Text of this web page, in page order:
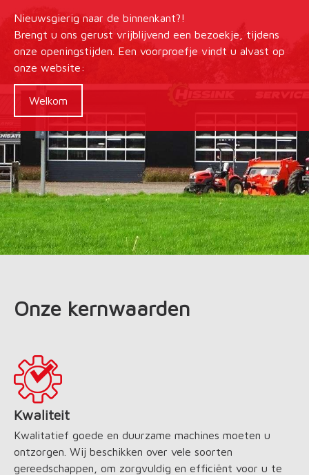
Nieuwsgierig naar de binnenkant?!
Brengt u ons gerust vrijblijvend een bezoekje, tijdens
onze openingstijden. Een voorproefje vindt u alvast op
onze website:
Welkom
Onze kernwaarden
Kwaliteit
Kwalitatief goede en duurzame machines moeten u
ontzorgen. Wij beschikken over vele soorten
gereedschappen, om zorgvuldig en efficiënt voor u te